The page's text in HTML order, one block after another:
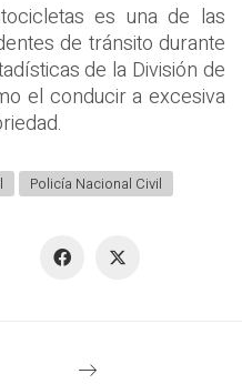
es una de las
de tránsito durante
de la División de
el conducir a excesiva
Policía Nacional Civil